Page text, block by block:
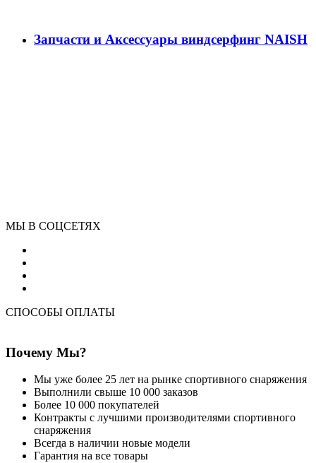
Запчасти и Аксессуары виндсерфинг NAISH
МЫ В СОЦСЕТЯХ
СПОСОБЫ ОПЛАТЫ
Почему Мы?
Мы уже более 25 лет на рынке спортивного снаряжения
Выполнили свыше 10 000 заказов
Более 10 000 покупателей
Контракты с лучшими производителями спортивного
снаряжения
Всегда в наличии новые модели
Гарантия на все товары